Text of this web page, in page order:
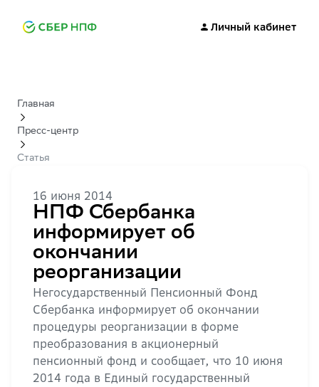
Личный кабинет
Главная
Пресс-центр
Статья
16 июня 2014
НПФ Сбербанка
информирует об
окончании
реорганизации
Негосударственный Пенсионный Фонд
Сбербанка информирует об окончании
процедуры реорганизации в форме
преобразования в акционерный
пенсионный фонд и сообщает, что 10 июня
2014 года в Единый государственный